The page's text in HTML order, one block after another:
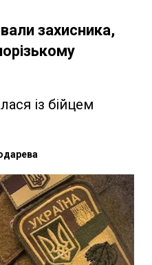
захисника,
із бійцем